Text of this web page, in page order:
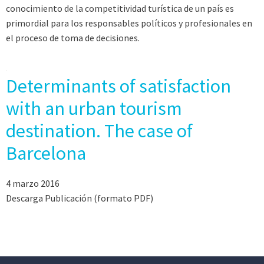
conocimiento de la competitividad turística de un país es
primordial para los responsables políticos y profesionales en
el proceso de toma de decisiones.
Determinants of satisfaction
with an urban tourism
destination. The case of
Barcelona
4 marzo 2016
Descarga Publicación (formato PDF)